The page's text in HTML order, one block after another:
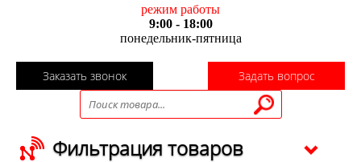
режим работы
9:00 - 18:00
понедельник-пятница
Заказать звонок Задать вопрос
Фильтрация товаров